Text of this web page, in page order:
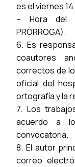
es el viernes
– Hora del
PRÓRROGA).
6. Es
coautores
correctos de
oficial del
ortografía y la
7. Los
acuerdo a
convocatoria.
8. El autor
correo